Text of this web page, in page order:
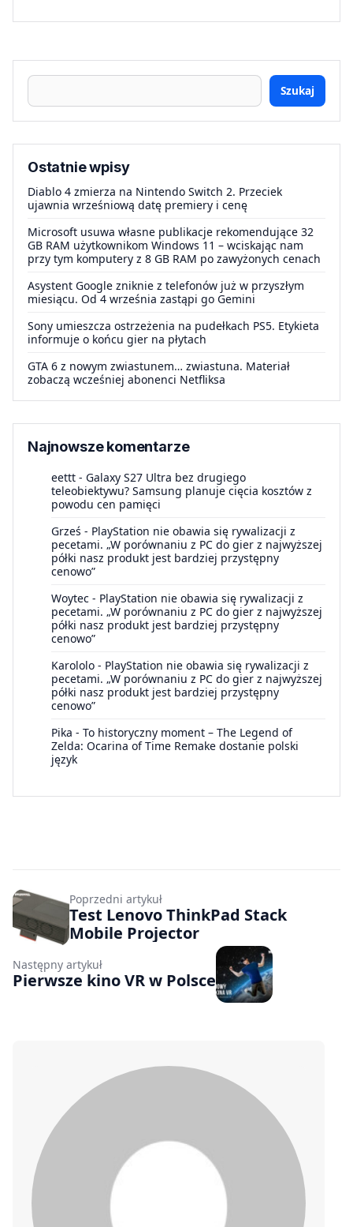
Szukaj
Ostatnie wpisy
Diablo 4 zmierza na Nintendo Switch 2. Przeciek
ujawnia wrześniową datę premiery i cenę
Microsoft usuwa własne publikacje rekomendujące 32
GB RAM użytkownikom Windows 11 – wciskając nam
przy tym komputery z 8 GB RAM po zawyżonych cenach
Asystent Google zniknie z telefonów już w przyszłym
miesiącu. Od 4 września zastąpi go Gemini
Sony umieszcza ostrzeżenia na pudełkach PS5. Etykieta
informuje o końcu gier na płytach
GTA 6 z nowym zwiastunem… zwiastuna. Materiał
zobaczą wcześniej abonenci Netfliksa
Najnowsze komentarze
eettt - Galaxy S27 Ultra bez drugiego
teleobiektywu? Samsung planuje cięcia kosztów z
powodu cen pamięci
Grześ - PlayStation nie obawia się rywalizacji z
pecetami. „W porównaniu z PC do gier z najwyższej
półki nasz produkt jest bardziej przystępny
cenowo”
Woytec - PlayStation nie obawia się rywalizacji z
pecetami. „W porównaniu z PC do gier z najwyższej
półki nasz produkt jest bardziej przystępny
cenowo”
Karololo - PlayStation nie obawia się rywalizacji z
pecetami. „W porównaniu z PC do gier z najwyższej
półki nasz produkt jest bardziej przystępny
cenowo”
Pika - To historyczny moment – The Legend of
Zelda: Ocarina of Time Remake dostanie polski
język
Poprzedni artykuł
Test Lenovo ThinkPad Stack
Mobile Projector
Następny artykuł
Pierwsze kino VR w Polsce